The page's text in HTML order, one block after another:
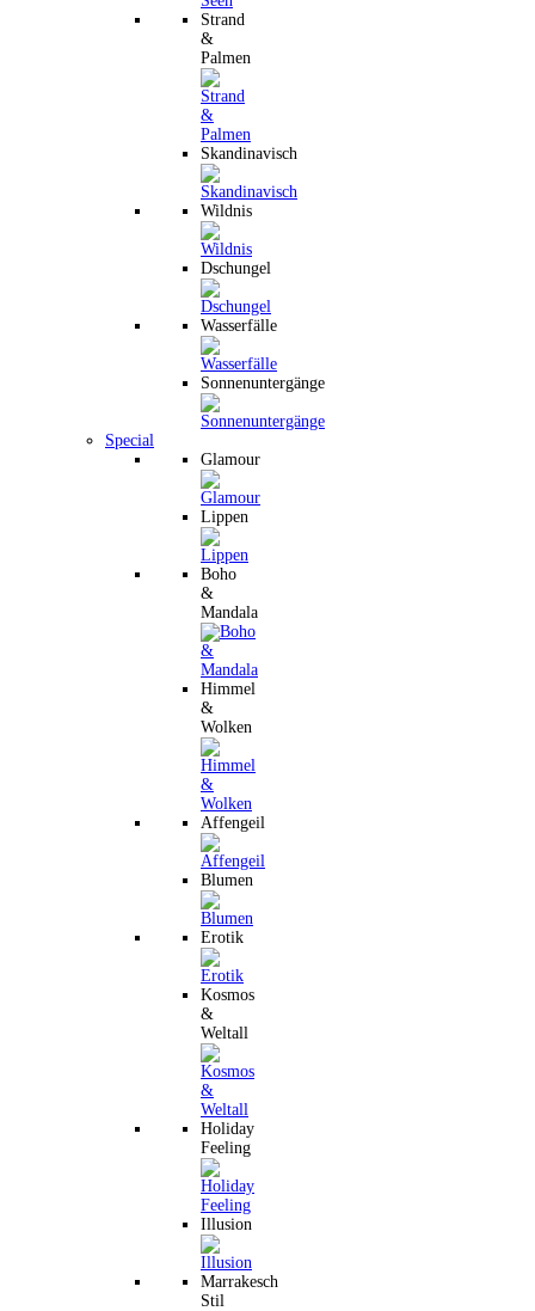
Strand
&
Palmen
Skandinavisch
Wildnis
Dschungel
Wasserfälle
Sonnenuntergänge
Special
Glamour
Lippen
Boho
&
Mandala
Himmel
&
Wolken
Affengeil
Blumen
Erotik
Kosmos
&
Weltall
Holiday
Feeling
Illusion
Marrakesch
Stil